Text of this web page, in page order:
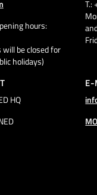
hours:
be closed for
holidays)
T.:
HQ
E-